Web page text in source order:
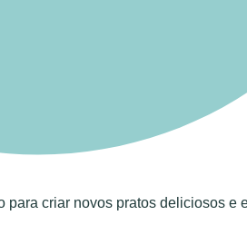
criar novos pratos deliciosos e